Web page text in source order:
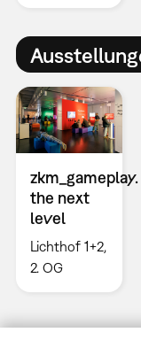
zkm_gameplay.
the next
level
Lichthof 1+2,
2. OG